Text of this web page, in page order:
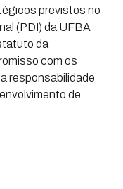
previstos no
(PDI) da UFBA
da
com os
responsabilidade
de